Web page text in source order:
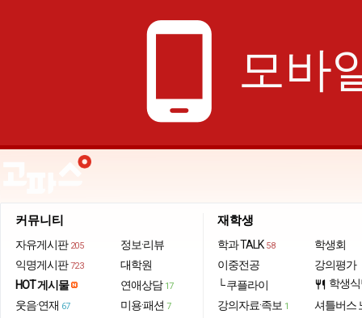
phone_android 모바
커뮤니티
자유게시판 205
익명게시판 723
HOT 게시물
웃음·연재 67
정보·리뷰
대학원
연애상담 17
미용·패션 7
재학생
학과 TALK 58
이중전공
└ 쿠플라이
강의자료·족보 1
학생회
강의평가
restaurant 학생
셔틀버스